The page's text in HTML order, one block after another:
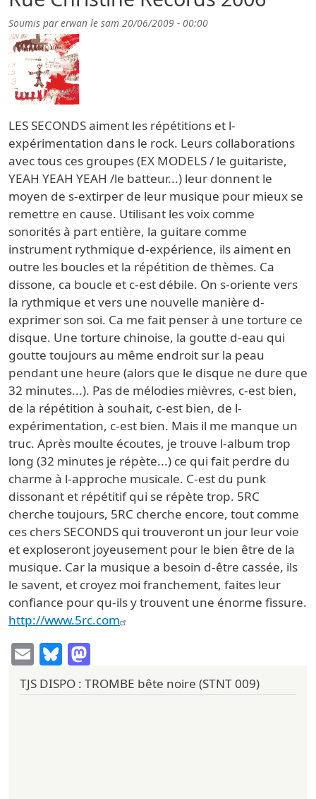
Soumis parerwan le sam 20/06/2009 - 00:00
LES SECONDS aiment les répétitions et l-
expérimentation dans le rock. Leurs collaborations
avec tous ces groupes (EX MODELS / le guitariste,
YEAH YEAH YEAH /le batteur...) leur donnent le
moyen de s-extirper de leur musique pour mieux se
remettre en cause. Utilisant les voix comme
sonorités à part entière, la guitare comme
instrument rythmique d-expérience, ils aiment en
outre les boucles et la répétition de thèmes. Ca
dissone, ca boucle et c-est débile. On s-oriente vers
la rythmique et vers une nouvelle manière d-
exprimer son soi. Ca me fait penser à une torture ce
disque. Une torture chinoise, la goutte d-eau qui
goutte toujours au même endroit sur la peau
pendant une heure (alors que le disque ne dure que
32 minutes...). Pas de mélodies mièvres, c-est bien,
de la répétition à souhait, c-est bien, de l-
expérimentation, c-est bien. Mais il me manque un
truc. Après moulte écoutes, je trouve l-album trop
long (32 minutes je répète...) ce qui fait perdre du
charme à l-approche musicale. C-est du punk
dissonant et répétitif qui se répète trop. 5RC
cherche toujours, 5RC cherche encore, tout comme
ces chers SECONDS qui trouveront un jour leur voie
et exploseront joyeusement pour le bien être de la
musique. Car la musique a besoin d-être cassée, ils
le savent, et croyez moi franchement, faites leur
confiance pour qu-ils y trouvent une énorme fissure.
http://www.5rc.com
EmailBluesky
TJS DISPO : TROMBE bête noire (STNT 009)